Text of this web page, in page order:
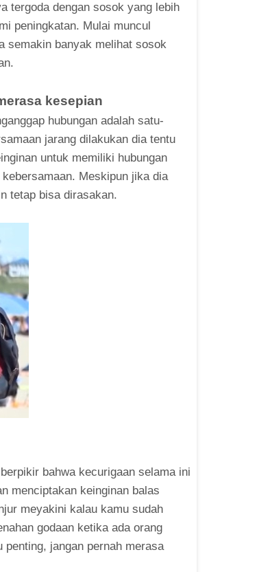
tergoda dengan sosok yang lebih
peningkatan. Mulai muncul
semakin banyak melihat sosok
kesepian
hubungan adalah satu-
jarang dilakukan dia tentu
untuk memiliki hubungan
Meskipun jika dia
tetap bisa dirasakan.
bahwa kecurigaan selama ini
menciptakan keinginan balas
meyakini kalau kamu sudah
godaan ketika ada orang
jangan pernah merasa